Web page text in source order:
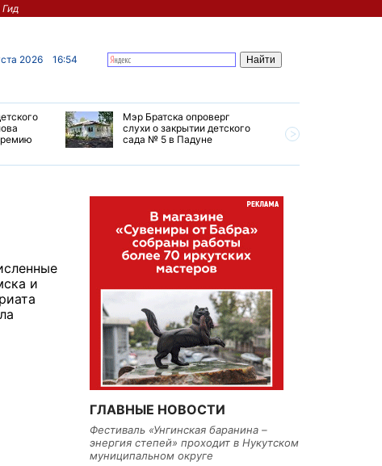
2026 16:54
Мэр Братска опроверг
слухи о закрытии детского
сада № 5 в Падуне
и
ГЛАВНЫЕ НОВОСТИ
Фестиваль «Унгинская баранина –
энергия степей» проходит в Нукутском
муниципальном округе